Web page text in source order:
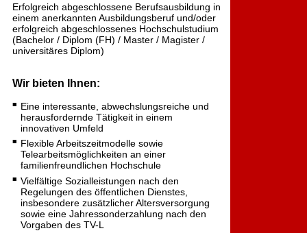
Erfolgreich abgeschlossene Berufsausbildung in
einem anerkannten Ausbildungsberuf und/oder
erfolgreich abgeschlossenes Hochschulstudium
(Bachelor / Diplom (FH) / Master / Magister /
universitäres Diplom)
Wir bieten Ihnen:
Eine interessante, abwechslungsreiche und
herausfordernde Tätigkeit in einem
innovativen Umfeld
Flexible Arbeitszeitmodelle sowie
Telearbeitsmöglichkeiten an einer
familienfreundlichen Hochschule
Vielfältige Sozialleistungen nach den
Regelungen des öffentlichen Dienstes,
insbesondere zusätzlicher Altersversorgung
sowie eine Jahressonderzahlung nach den
Vorgaben des TV-L